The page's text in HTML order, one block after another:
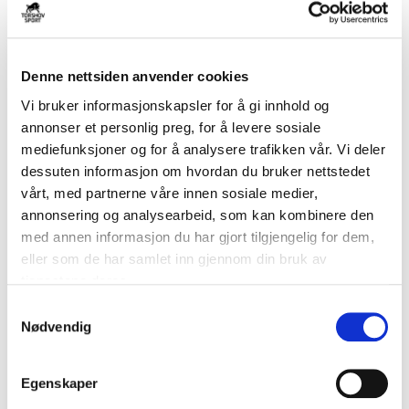
Denne nettsiden anvender cookies
Vi bruker informasjonskapsler for å gi innhold og
annonser et personlig preg, for å levere sosiale
mediefunksjoner og for å analysere trafikken vår. Vi deler
dessuten informasjon om hvordan du bruker nettstedet
vårt, med partnerne våre innen sosiale medier,
annonsering og analysearbeid, som kan kombinere den
med annen informasjon du har gjort tilgjengelig for dem,
eller som de har samlet inn gjennom din bruk av
Nødvendig
Egenskaper
BAUER
Pro Jar Senior Hockeybag
kr 1805
kr 1900
BAUER
Pro Jar Junior Hockeybag
kr 1615
kr 1700